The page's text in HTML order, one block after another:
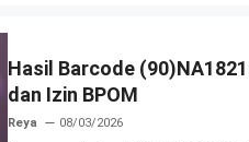
Hasil Barcode
dan Izin BPOM
Reya 08/03/2026